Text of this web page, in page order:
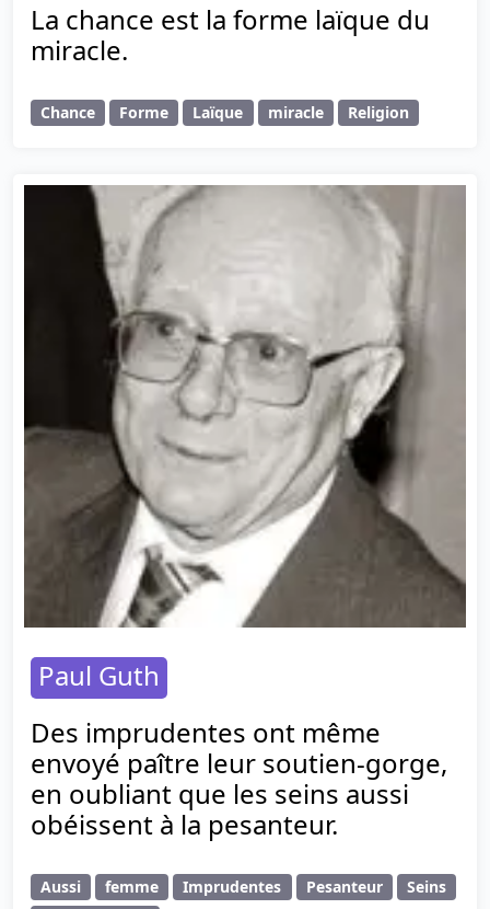
La chance est la forme laïque du
miracle.
Chance Forme Laïque miracle Religion
Paul Guth
Des imprudentes ont même
envoyé paître leur soutien-gorge,
en oubliant que les seins aussi
obéissent à la pesanteur.
Aussi femme Imprudentes Pesanteur
Seins